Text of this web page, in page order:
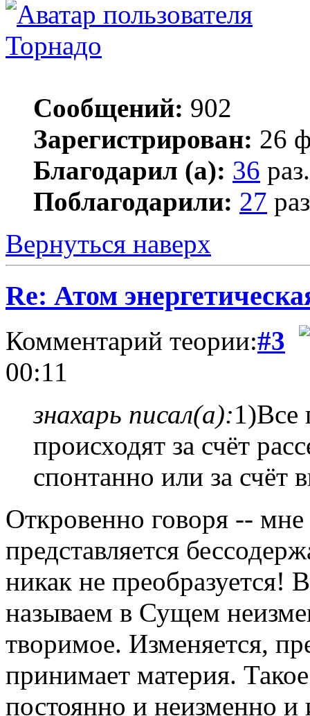
Торнадо
Сообщений: 902
Зарегистрирован: 26
Благодарил (а): 36 раз.
Поблагодарили: 27
Вернуться наверх
Re: Атом
Комментарий теории:#3
00:11
знахарь писал(а):1)Все
происходят за счёт
спонтанно или за счёт
Откровенно говоря -- мне
представляется
никак не
называем в Сущем
творимое. Изменяется,
принимает материя.
постоянно и неизменно